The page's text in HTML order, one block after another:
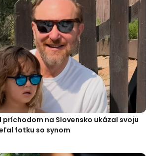
na Slovensko ukázal svoju
fotku so synom